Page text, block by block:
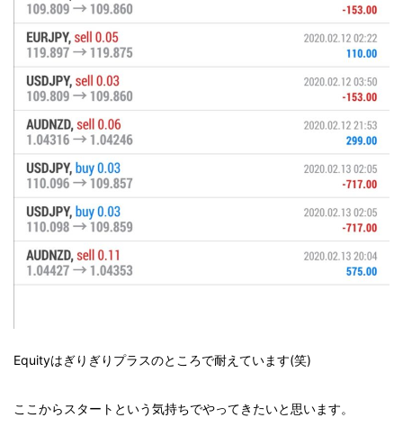
Equityはぎりぎりプラスのところで耐えています(笑)
ここからスタートという気持ちでやってきたいと思います。